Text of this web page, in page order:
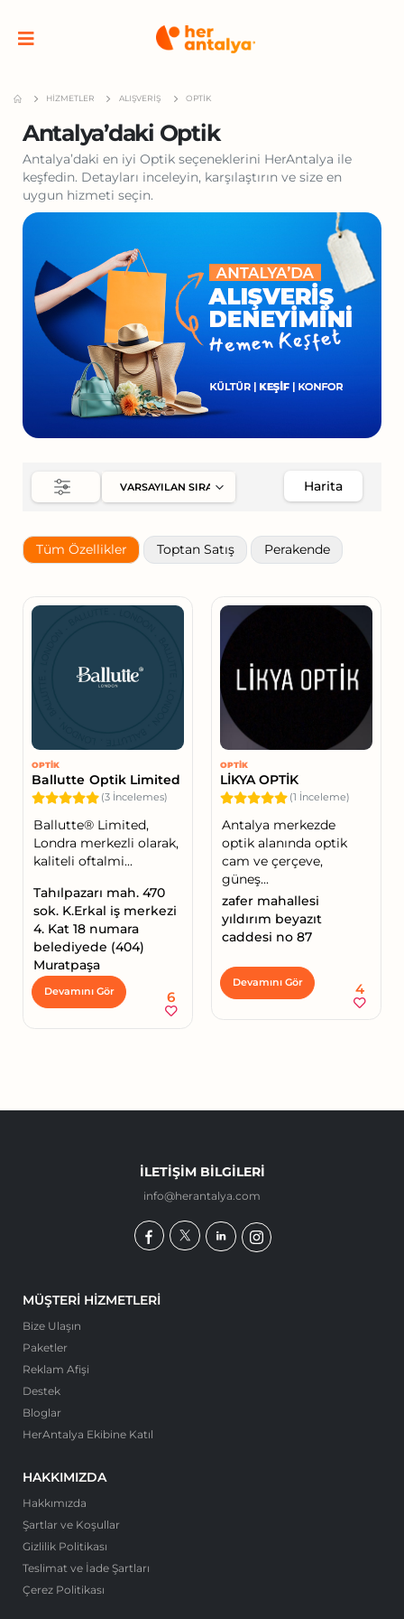
HIZMETLER ALIŞVERIŞ OPTIK
Antalya’daki Optik
Antalya’daki en iyi Optik seçeneklerini HerAntalya ile
keşfedin. Detayları inceleyin, karşılaştırın ve size en
uygun hizmeti seçin.
Harita
Tüm Özellikler Toptan Satış Perakende
OPTIK
Ballutte Optik Limited
(3 İncelemes)
Ballutte®️ Limited,
Londra merkezli olarak,
kaliteli oftalmi...
Tahılpazarı mah. 470
sok. K.Erkal iş merkezi
4. Kat 18 numara
belediyede (404)
Muratpaşa
Devamını Gör 6
OPTIK
LİKYA OPTİK
(1 İnceleme)
Antalya merkezde
optik alanında optik
cam ve çerçeve,
güneş...
zafer mahallesi
yıldırım beyazıt
caddesi no 87
Devamını Gör 4
İLETIŞIM BILGILERI
info@herantalya.com
MÜŞTERI HIZMETLERI
Bize Ulaşın
Paketler
Reklam Afişi
Destek
Bloglar
HerAntalya Ekibine Katıl
HAKKIMIZDA
Hakkımızda
Şartlar ve Koşullar
Gizlilik Politikası
Teslimat ve İade Şartları
Çerez Politikası